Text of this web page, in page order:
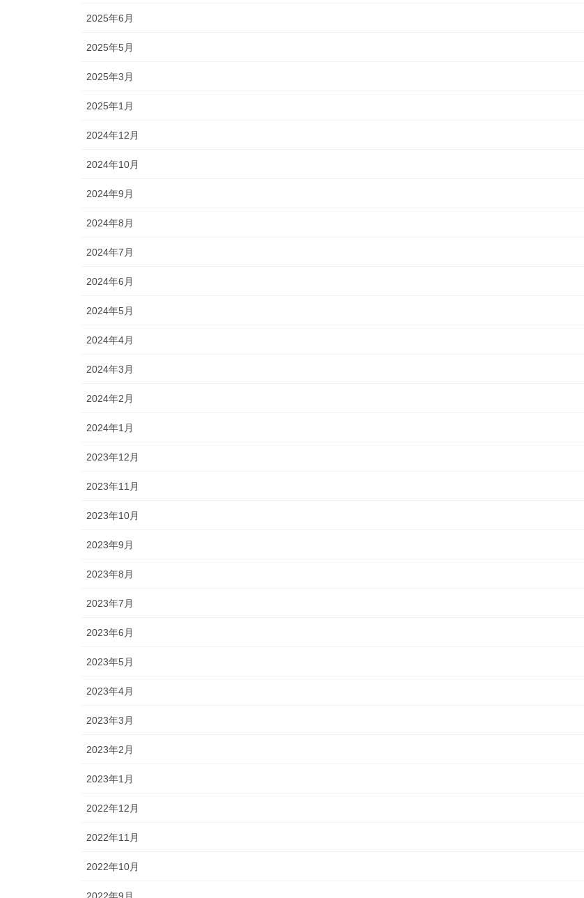
2025年6月
2025年5月
2025年3月
2025年1月
2024年12月
2024年10月
2024年9月
2024年8月
2024年7月
2024年6月
2024年5月
2024年4月
2024年3月
2024年2月
2024年1月
2023年12月
2023年11月
2023年10月
2023年9月
2023年8月
2023年7月
2023年6月
2023年5月
2023年4月
2023年3月
2023年2月
2023年1月
2022年12月
2022年11月
2022年10月